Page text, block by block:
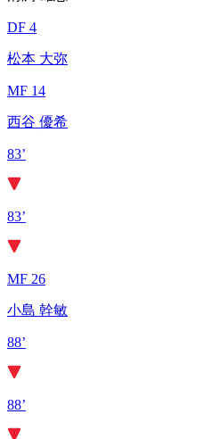
DF 4
松本 大弥
MF 14
西谷 優希
83’
83’
MF 26
小島 幹敏
88’
88’